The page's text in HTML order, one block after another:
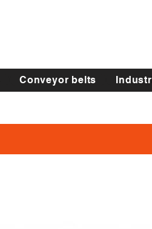
Conveyor belts